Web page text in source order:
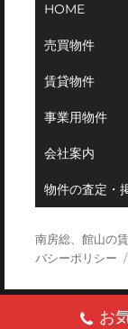
HOME
売買物件
賃貸物件
事業用物件
会社案内
物件の査定・
南房総、館山の
バシーポリシー
お